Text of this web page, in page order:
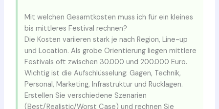
Mit welchen Gesamtkosten muss ich für ein kleines
bis mittleres Festival rechnen?
Die Kosten variieren stark je nach Region, Line-up
und Location. Als grobe Orientierung liegen mittlere
Festivals oft zwischen 30.000 und 200.000 Euro.
Wichtig ist die Aufschlüsselung: Gagen, Technik,
Personal, Marketing, Infrastruktur und Rücklagen.
Erstellen Sie verschiedene Szenarien
(Best/Realistic/Worst Case) und rechnen Sie